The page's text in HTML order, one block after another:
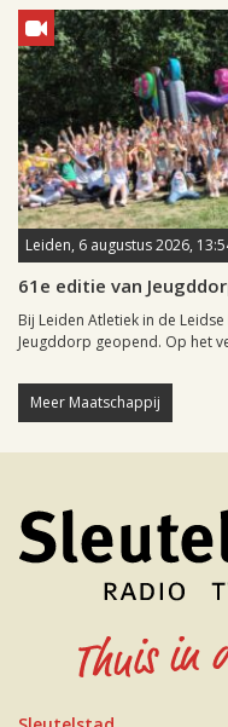
Leiden, 6 augustus 2026,
61e editie van
Bij Leiden Atletiek in de
Jeugddorp geopend. Op het
Meer Maatschappij